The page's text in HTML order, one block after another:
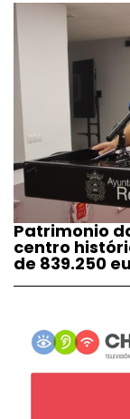
Patrimonio
centro
de 839.250